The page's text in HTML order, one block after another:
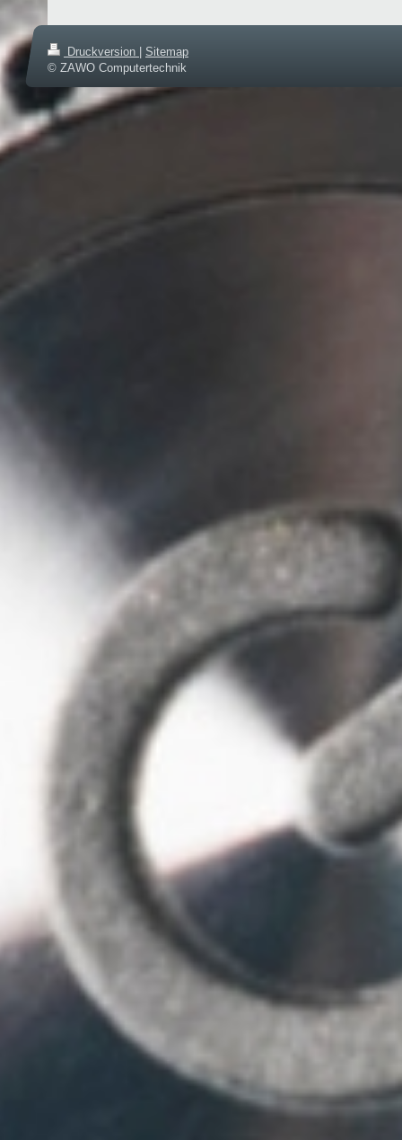
Druckversion
Sitemap
© ZAWO Computertechnik